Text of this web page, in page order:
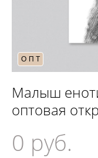
ОПТ
Малыш
оптовая
0 pуб.